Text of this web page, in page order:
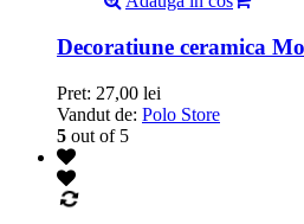
Decoratiune ceramica
Pret: 27,00 lei
Vandut de: Polo Store
5 out of 5